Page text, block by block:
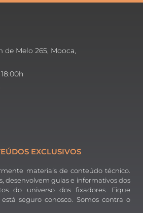
Melo 265, Mooca,
EXCLUSIVOS
materiais de conteúdo técnico.
desenvolvem guias e informativos dos
do universo dos fixadores. Fique
seguro conosco. Somos contra o